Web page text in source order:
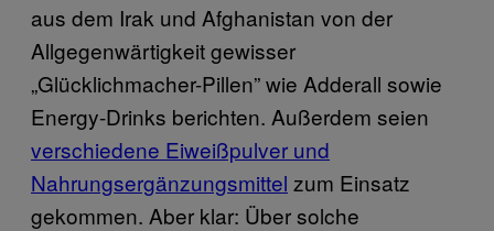
aus dem Irak und Afghanistan von der
Allgegenwärtigkeit gewisser
„Glücklichmacher-Pillen” wie Adderall sowie
Energy-Drinks berichten. Außerdem seien
verschiedene Eiweißpulver und
Nahrungsergänzungsmittel zum Einsatz
gekommen. Aber klar: Über solche